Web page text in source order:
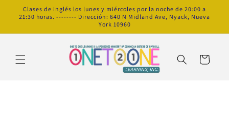
directamente
al contenido
Clases de inglés los lunes y miércoles por la noche de 20:00 a
21:30 horas. -------- Dirección: 640 N Midland Ave, Nyack, Nueva
York 10960
Carrito